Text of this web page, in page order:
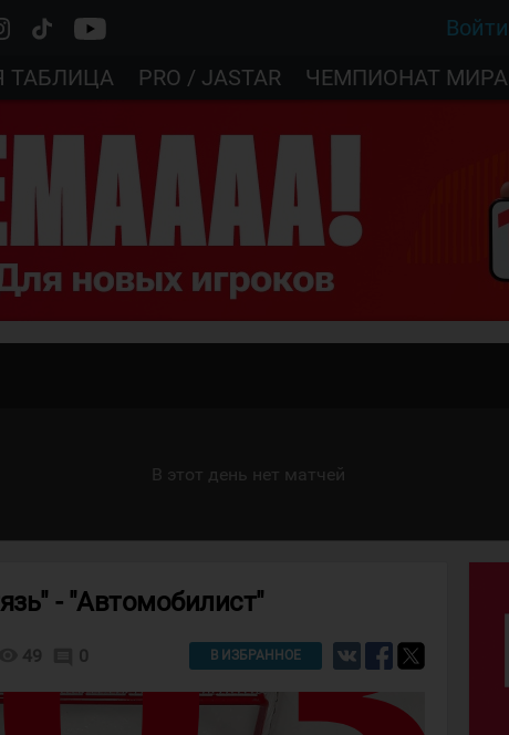
Войти
ТАБЛИЦА PRO / JASTAR ЧЕМПИОНАТ МИРА
В этот день нет матчей
- "Автомобилист"
49 0 В ИЗБРАННОЕ